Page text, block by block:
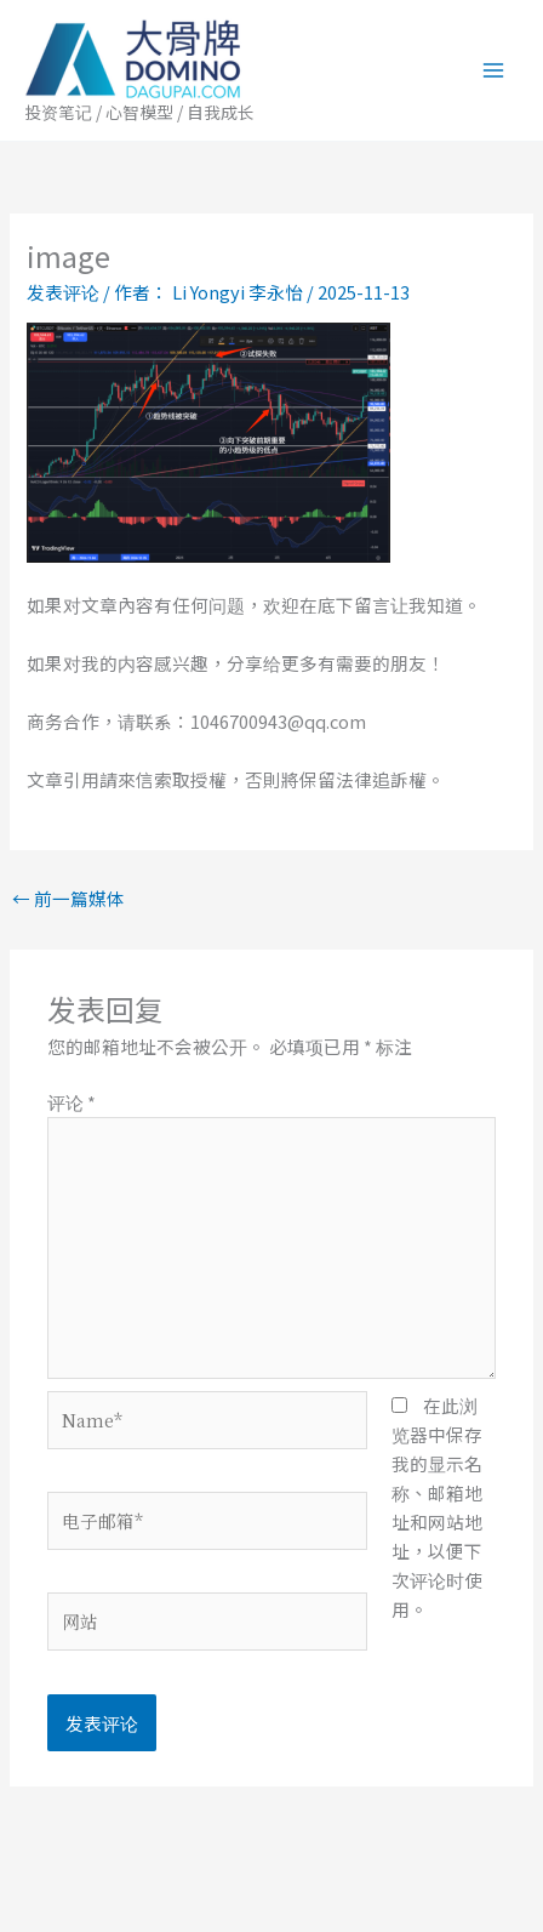
投资笔记 / 心智模型 / 自我成长
image
发表评论/ 作者： Li Yongyi 李永怡/2025-11-13
如果对文章內容有任何问题，欢迎在底下留言让我知道。
如果对我的内容感兴趣，分享给更多有需要的朋友！
商务合作，请联系：1046700943@qq.com
文章引用請來信索取授權，否則將保留法律追訴權。
← 前一篇媒体
发表回复
您的邮箱地址不会被公开。 必填项已用 *标注
评论 *
子
箱
站
在此浏
览器中保存
我的显示名
称、邮箱地
址和网站地
址，以便下
次评论时使
用。